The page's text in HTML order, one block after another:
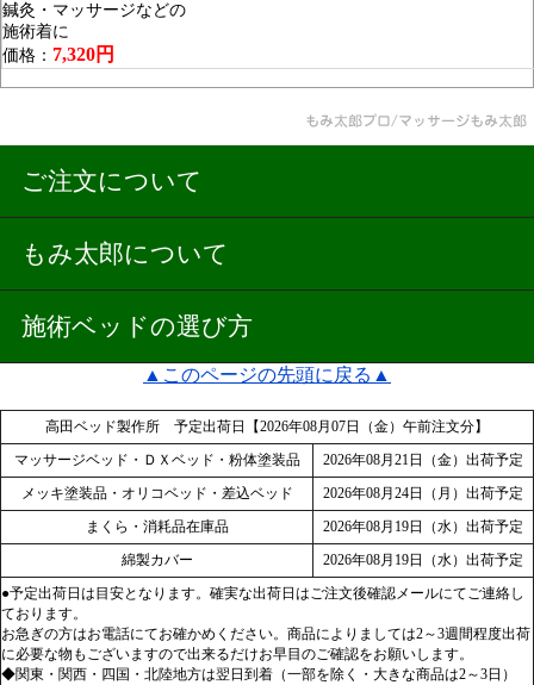
鍼灸・マッサージなどの
施術着に
価格： 7,320円
ご注文について
もみ太郎について
施術ベッドの選び方
▲このページの先頭に戻る▲
高田ベッド製作所 予定出荷日【2026年08月07日（金）午前注文分】
マッサージベッド・ＤＸベッド・粉体塗装品
2026年08月21日（金）出荷予定
メッキ塗装品・オリコベッド・差込ベッド
2026年08月24日（月）出荷予定
まくら・消耗品在庫品
2026年08月19日（水）出荷予定
綿製カバー
2026年08月19日（水）出荷予定
●予定出荷日は目安となります。確実な出荷日はご注文後確認メールにてご連絡し
ております。
お急ぎの方はお電話にてお確かめください。商品によりましては2～3週間程度出荷
に必要な物もございますので出来るだけお早目のご確認をお願いします。
◆関東・関西・四国・北陸地方は翌日到着（一部を除く・大きな商品は2～3日）